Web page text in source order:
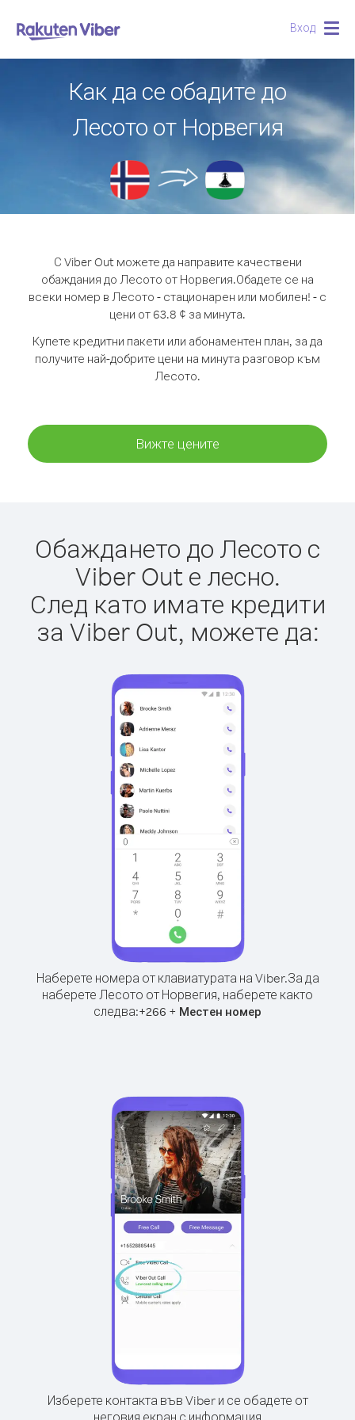
Вход
Как да се обадите до
Лесото от Норвегия
С Viber Out можете да направите качествени
обаждания до Лесото от Норвегия.Обадете се на
всеки номер в Лесото - стационарен или мобилен! - с
цени от 63.8 ¢ за минута.
Купете кредитни пакети или абонаментен план, за да
получите най-добрите цени на минута разговор към
Лесото.
Вижте цените
Обаждането до Лесото с
Viber Out е лесно.
След като имате кредити
за Viber Out, можете да:
Наберете номера от клавиатурата на Viber.За да
наберете Лесото от Норвегия, наберете както
следва:+266 + Местен номер
Изберете контакта във Viber и се обадете от
неговия екран с информация